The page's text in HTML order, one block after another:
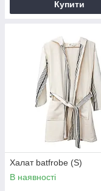
Купити
Халат batfrobe (S)
В наявності